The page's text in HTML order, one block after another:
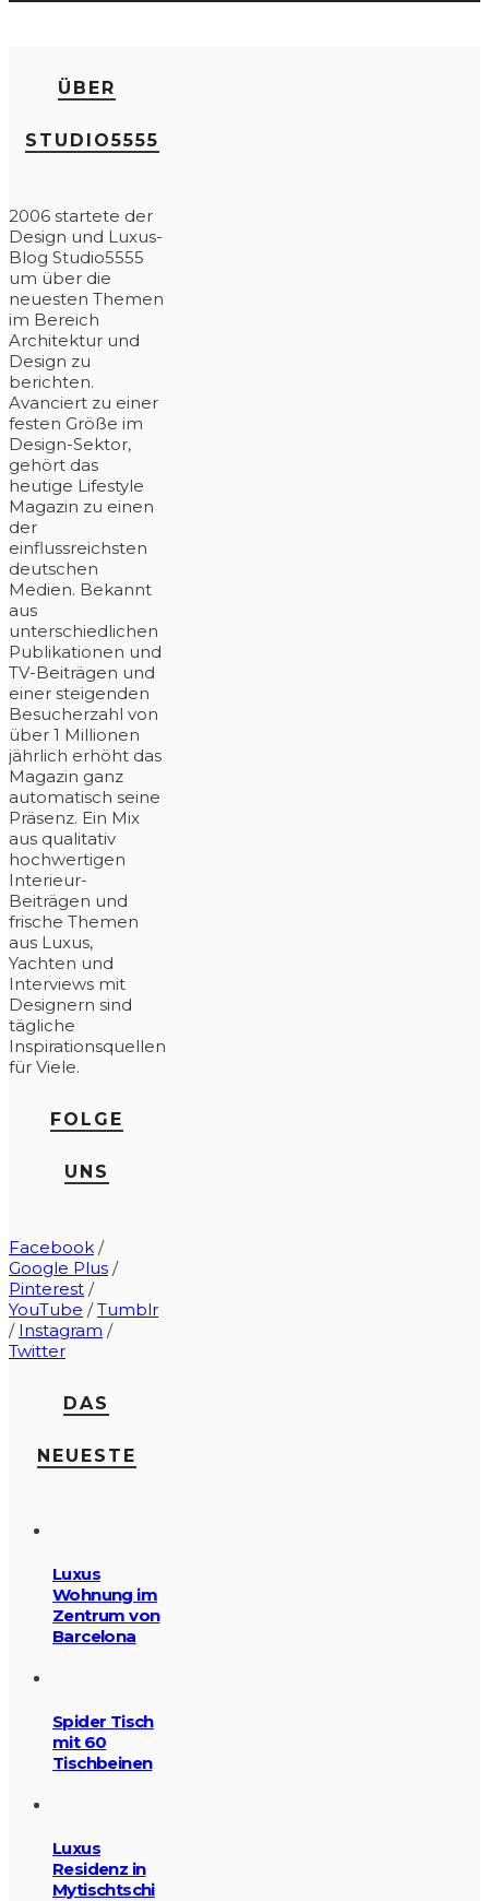
ÜBER
STUDIO5555
2006 startete der
Design und Luxus-
Blog Studio5555
um über die
neuesten Themen
im Bereich
Architektur und
Design zu
berichten.
Avanciert zu einer
festen Größe im
Design-Sektor,
gehört das
heutige Lifestyle
Magazin zu einen
der
einflussreichsten
deutschen
Medien. Bekannt
aus
unterschiedlichen
Publikationen und
TV-Beiträgen und
einer steigenden
Besucherzahl von
über 1 Millionen
jährlich erhöht das
Magazin ganz
automatisch seine
Präsenz. Ein Mix
aus qualitativ
hochwertigen
Interieur-
Beiträgen und
frische Themen
aus Luxus,
Yachten und
Interviews mit
Designern sind
tägliche
Inspirationsquellen
für Viele.
FOLGE
UNS
Facebook /
Google Plus /
Pinterest /
YouTube /Tumblr
/ Instagram /
Twitter
DAS
NEUESTE
Luxus
Wohnung im
Zentrum von
Barcelona
Spider Tisch
mit 60
Tischbeinen
Luxus
Residenz in
Mytischtschi